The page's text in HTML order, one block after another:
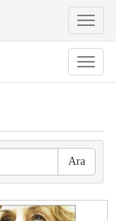
Toggle
Toggle
Ara